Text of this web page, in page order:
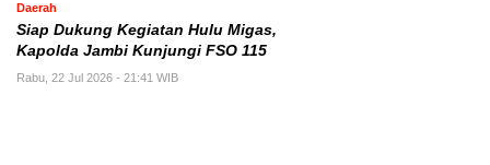
Daerah
Siap Dukung Kegiatan Hulu Migas,
Kapolda Jambi Kunjungi FSO 115
Rabu, 22 Jul 2026 - 21:41 WIB